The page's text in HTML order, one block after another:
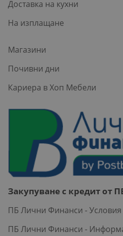
Доставка на кухни
На изплащане
Магазини
Почивни дни
Кариера в Хоп Мебели
Закупуване с кредит от
ПБ Лични Финанси - Условия
ПБ Лични Финанси -